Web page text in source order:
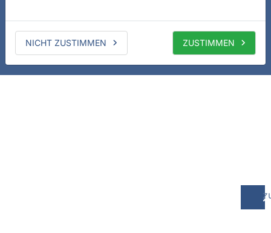
NICHT ZUSTIMMEN ZUSTIMMEN